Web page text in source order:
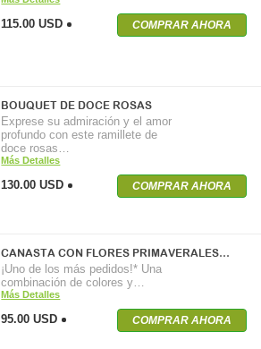
115.00 USD COMPRAR AHORA
BOUQUET DE DOCE ROSAS
Exprese su admiración y el amor
profundo con este ramillete de
doce rosas…
Más Detalles
130.00 USD COMPRAR AHORA
CANASTA CON FLORES PRIMAVERALES…
¡Uno de los más pedidos!* Una
combinación de colores y…
Más Detalles
95.00 USD COMPRAR AHORA